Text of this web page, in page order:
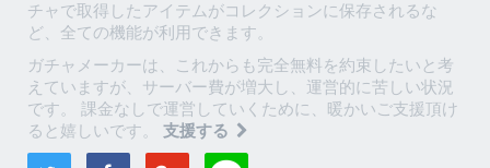
チャで取得したアイテムがコレクションに保存されるな
ど、全ての機能が利用できます。
ガチャメーカーは、これからも完全無料を約束したいと考
えていますが、サーバー費が増大し、運営的に苦しい状況
です。 課金なしで運営していくために、暖かいご支援頂け
ると嬉しいです。 支援する